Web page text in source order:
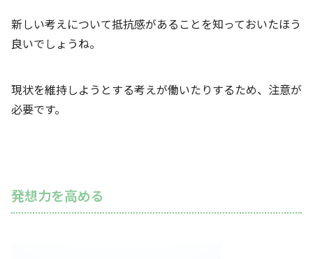
新しい考えについて抵抗感があることを知っておいたほう
良いでしょうね。
現状を維持しようとする考えが働いたりするため、注意が
必要です。
発想力を高める